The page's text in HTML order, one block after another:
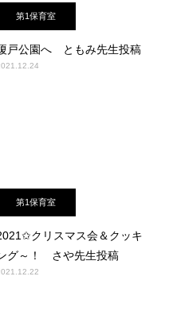
第1保育室
戸公園へ ともみ先生投稿
第1保育室
クリスマス会＆クッキ
グ～！ さや先生投稿